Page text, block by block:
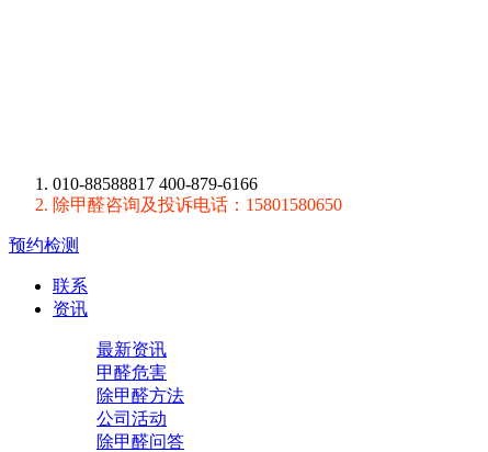
010-88588817 400-879-6166
除甲醛咨询及投诉电话：15801580650
预约检测
联系
资讯
最新资讯
甲醛危害
除甲醛方法
公司活动
除甲醛问答